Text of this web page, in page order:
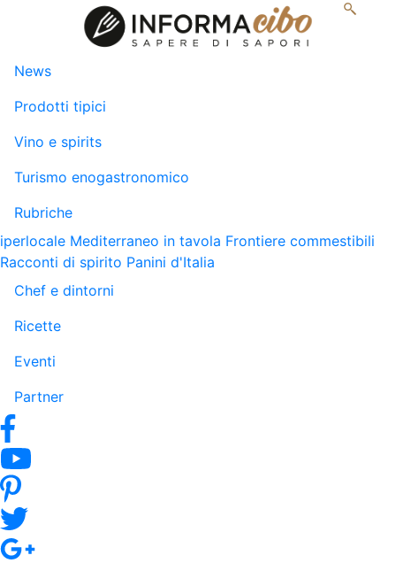
News
Prodotti tipici
Vino e spirits
Turismo enogastronomico
Rubriche
iperlocale Mediterraneo in tavola Frontiere commestibili
Racconti di spirito Panini d'Italia
Chef e dintorni
Ricette
Eventi
Partner